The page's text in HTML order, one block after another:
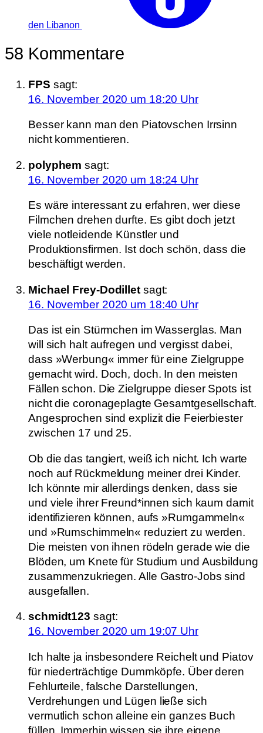
den Libanon
58 Kommentare
FPS sagt:
16. November 2020 um 18:20 Uhr
Besser kann man den Piatovschen Irrsinn
nicht kommentieren.
polyphem sagt:
16. November 2020 um 18:24 Uhr
Es wäre interessant zu erfahren, wer diese
Filmchen drehen durfte. Es gibt doch jetzt
viele notleidende Künstler und
Produktionsfirmen. Ist doch schön, dass die
beschäftigt werden.
Michael Frey-Dodillet sagt:
16. November 2020 um 18:40 Uhr
Das ist ein Stürmchen im Wasserglas. Man
will sich halt aufregen und vergisst dabei,
dass »Werbung« immer für eine Zielgruppe
gemacht wird. Doch, doch. In den meisten
Fällen schon. Die Zielgruppe dieser Spots ist
nicht die coronageplagte Gesamtgesellschaft.
Angesprochen sind explizit die Feierbiester
zwischen 17 und 25.
Ob die das tangiert, weiß ich nicht. Ich warte
noch auf Rückmeldung meiner drei Kinder.
Ich könnte mir allerdings denken, dass sie
und viele ihrer Freund*innen sich kaum damit
identifizieren können, aufs »Rumgammeln«
und »Rumschimmeln« reduziert zu werden.
Die meisten von ihnen rödeln gerade wie die
Blöden, um Knete für Studium und Ausbildung
zusammenzukriegen. Alle Gastro-Jobs sind
ausgefallen.
schmidt123 sagt:
16. November 2020 um 19:07 Uhr
Ich halte ja insbesondere Reichelt und Piatov
für niederträchtige Dummköpfe. Über deren
Fehlurteile, falsche Darstellungen,
Verdrehungen und Lügen ließe sich
vermutlich schon alleine ein ganzes Buch
füllen. Immerhin wissen sie ihre eigene